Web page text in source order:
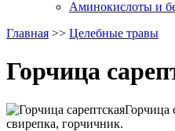
Аминокислоты и
Главная >> Целебные травы
Горчица
Горчица
свирепка, горчичник.